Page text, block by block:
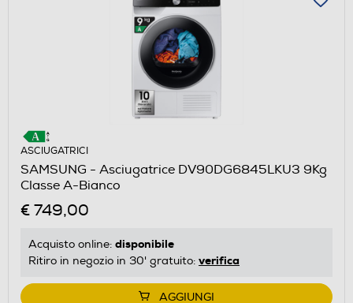
ASCIUGATRICI
SAMSUNG - Asciugatrice DV90DG6845LKU3 9Kg
Classe A-Bianco
€ 749,00
Acquisto online: disponibile
Ritiro in negozio in 30' gratuito: verifica
AGGIUNGI